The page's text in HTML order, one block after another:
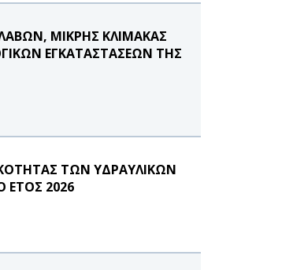
ΜΙΚΡΗΣ ΚΛΙΜΑΚΑΣ
ΕΓΚΑΤΑΣΤΑΣΕΩΝ ΤΗΣ
ΤΩΝ ΥΔΡΑΥΛΙΚΩΝ
ΕΤΟΣ 2026